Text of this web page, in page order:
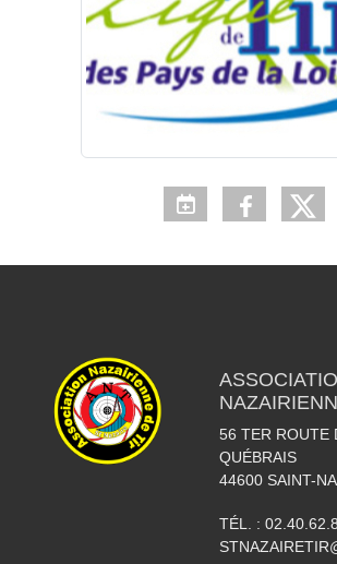
56 TER ROUTE
QUÉBRAIS
44600 SAINT-
TÉL. :